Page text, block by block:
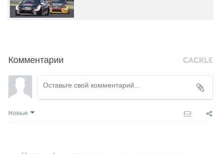
Комментарии
Новые